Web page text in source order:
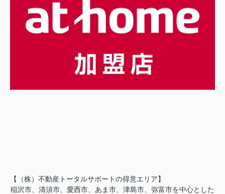
【（株）不動産トータルサポートの得意エリア】
稲沢市、清須市、愛西市、あま市、津島市、弥富市を中心とした